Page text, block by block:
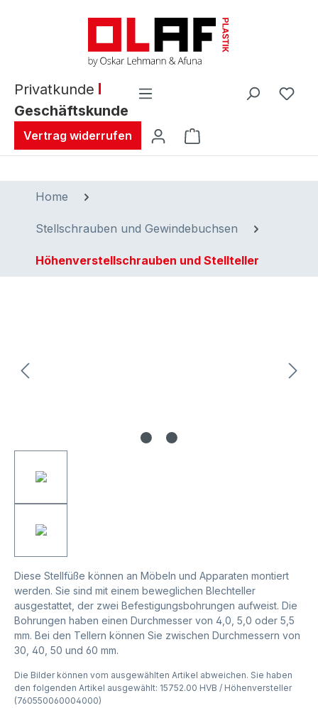
Privatkunde
Geschäftskunde
Vertrag widerrufen Warenkorb enthält
Home
Stellschrauben und Gewindebuchsen
Höhenverstellschrauben und Stellteller
Diese Stellfüße können an Möbeln und Apparaten montiert
werden. Sie sind mit einem beweglichen Blechteller
ausgestattet, der zwei Befestigungsbohrungen aufweist. Die
Bohrungen haben einen Durchmesser von 4,0, 5,0 oder 5,5
mm. Bei den Tellern können Sie zwischen Durchmessern von
30, 40, 50 und 60 mm.
Die Bilder können vom ausgewählten Artikel abweichen. Sie haben
den folgenden Artikel ausgewählt: 15752.00 HVB / Höhenversteller
(760550060004000)